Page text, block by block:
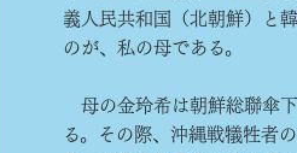
義人民共和国（北朝鮮）と
のが、私の母である。
母の金玲希は朝鮮総聯傘
る。その際、沖縄戦犠牲者